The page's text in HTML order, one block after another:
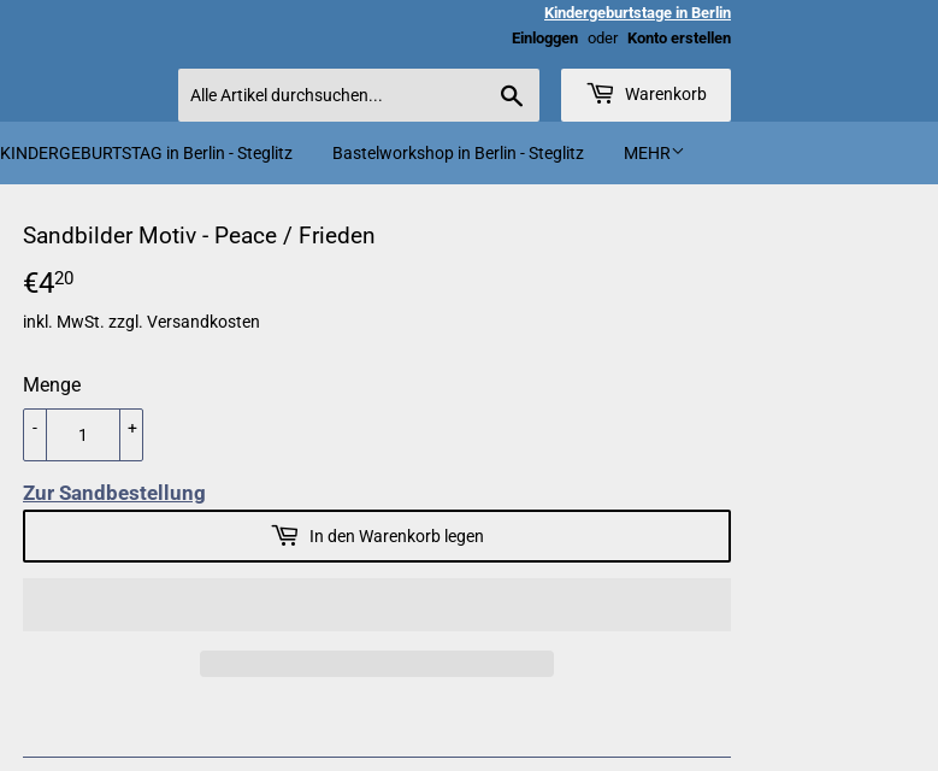
Kindergeburtstage in Berlin
Einloggen oder Konto erstellen
Warenkorb
KINDERGEBURTSTAG in Berlin - Steglitz Bastelworkshop in Berlin - Steglitz MEHR
Sandbilder Motiv - Peace / Frieden
€420
inkl. MwSt. zzgl. Versandkosten
Menge
+
-
Zur Sandbestellung
In den Warenkorb legen